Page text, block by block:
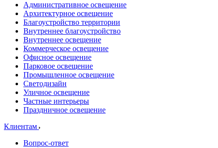
Административное освещение
Архитектурное освещение
Благоустройство территории
Внутреннее благоустройство
Внутреннее освещение
Коммерческое освещение
Офисное освещение
Парковое освещение
Промышленное освещение
Светодизайн
Уличное освещение
Частные интерьеры
Праздничное освещение
Клиентам
Вопрос-ответ